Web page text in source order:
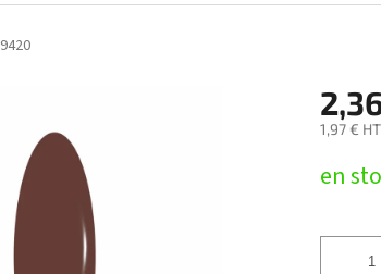
9420
1,97 €
de
en